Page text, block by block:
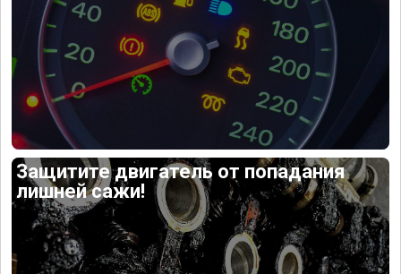
Защитите двигатель от попадания
лишней сажи!